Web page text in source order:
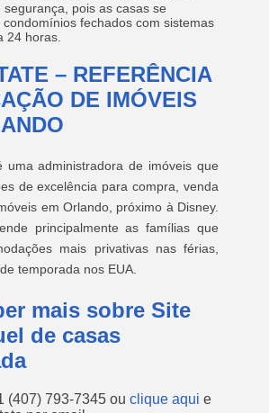
segurança, pois as casas se
condomínios fechados com sistemas
24 horas.
– REFERÊNCIA
DE IMÓVEIS
uma administradora de imóveis que
de excelência para compra, venda
em Orlando, próximo à Disney.
principalmente as famílias que
mais privativas nas férias,
temporada nos EUA.
mais sobre Site
de casas
(407) 793-7345 ou clique aqui e